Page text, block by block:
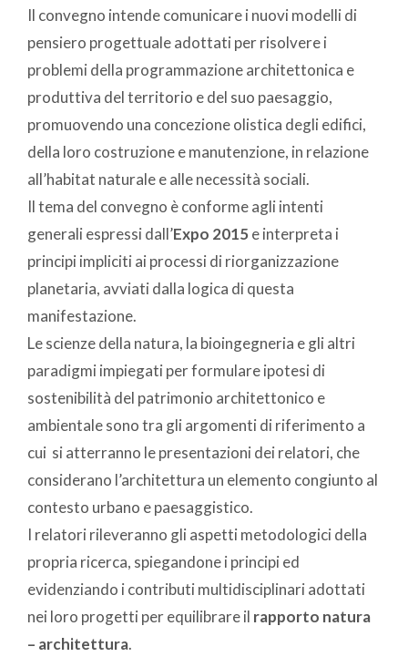
Il convegno intende comunicare i nuovi modelli di
pensiero progettuale adottati per risolvere i
problemi della programmazione architettonica e
produttiva del territorio e del suo paesaggio,
promuovendo una concezione olistica degli edifici,
della loro costruzione e manutenzione, in relazione
all’habitat naturale e alle necessità sociali.
Il tema del convegno è conforme agli intenti
generali espressi dall’Expo 2015e interpreta i
principi impliciti ai processi di riorganizzazione
planetaria, avviati dalla logica di questa
manifestazione.
Le scienze della natura, la bioingegneria e gli altri
paradigmi impiegati per formulare ipotesi di
sostenibilità del patrimonio architettonico e
ambientale sono tra gli argomenti di riferimento a
cui si atterranno le presentazioni dei relatori, che
considerano l’architettura un elemento congiunto al
contesto urbano e paesaggistico.
I relatori rileveranno gli aspetti metodologici della
propria ricerca, spiegandone i principi ed
evidenziando i contributi multidisciplinari adottati
nei loro progetti per equilibrare il rapporto natura
– architettura.